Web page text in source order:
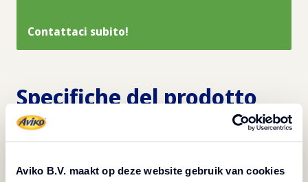
Aviko B.V. maakt op deze website gebruik van cookies
Contattaci subito!
Specifiche del prodotto